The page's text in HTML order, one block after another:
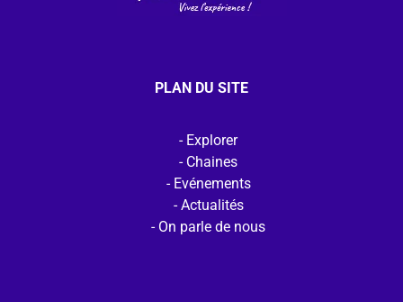
PLAN DU SITE
Explorer
Chaines
Evénements
Actualités
On parle de nous